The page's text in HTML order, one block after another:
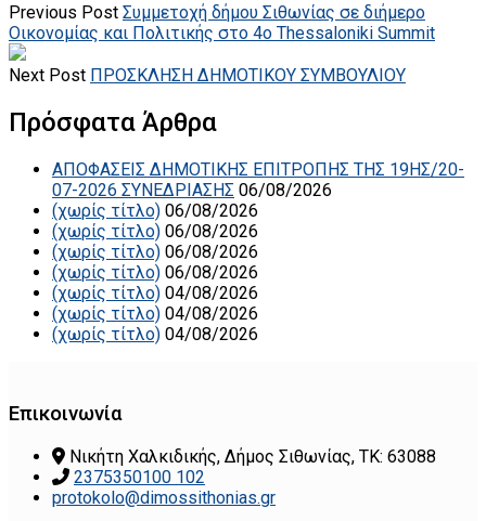
Previous Post Συμμετοχή δήμου Σιθωνίας σε διήμερο
Οικονομίας και Πολιτικής στο 4ο Thessaloniki Summit
Next Post ΠΡΟΣΚΛΗΣΗ ΔΗΜΟΤΙΚΟΥ ΣΥΜΒΟΥΛΙΟΥ
Πρόσφατα Άρθρα
ΑΠΟΦΑΣΕΙΣ ΔΗΜΟΤΙΚΗΣ ΕΠΙΤΡΟΠΗΣ ΤΗΣ 19ΗΣ/20-
07-2026 ΣΥΝΕΔΡΙΑΣΗΣ 06/08/2026
(χωρίς τίτλο) 06/08/2026
(χωρίς τίτλο) 06/08/2026
(χωρίς τίτλο) 06/08/2026
(χωρίς τίτλο) 06/08/2026
(χωρίς τίτλο) 04/08/2026
(χωρίς τίτλο) 04/08/2026
(χωρίς τίτλο) 04/08/2026
Επικοινωνία
Νικήτη Χαλκιδικής, Δήμος Σιθωνίας, ΤΚ: 63088
2375350100 102
protokolo@dimossithonias.gr